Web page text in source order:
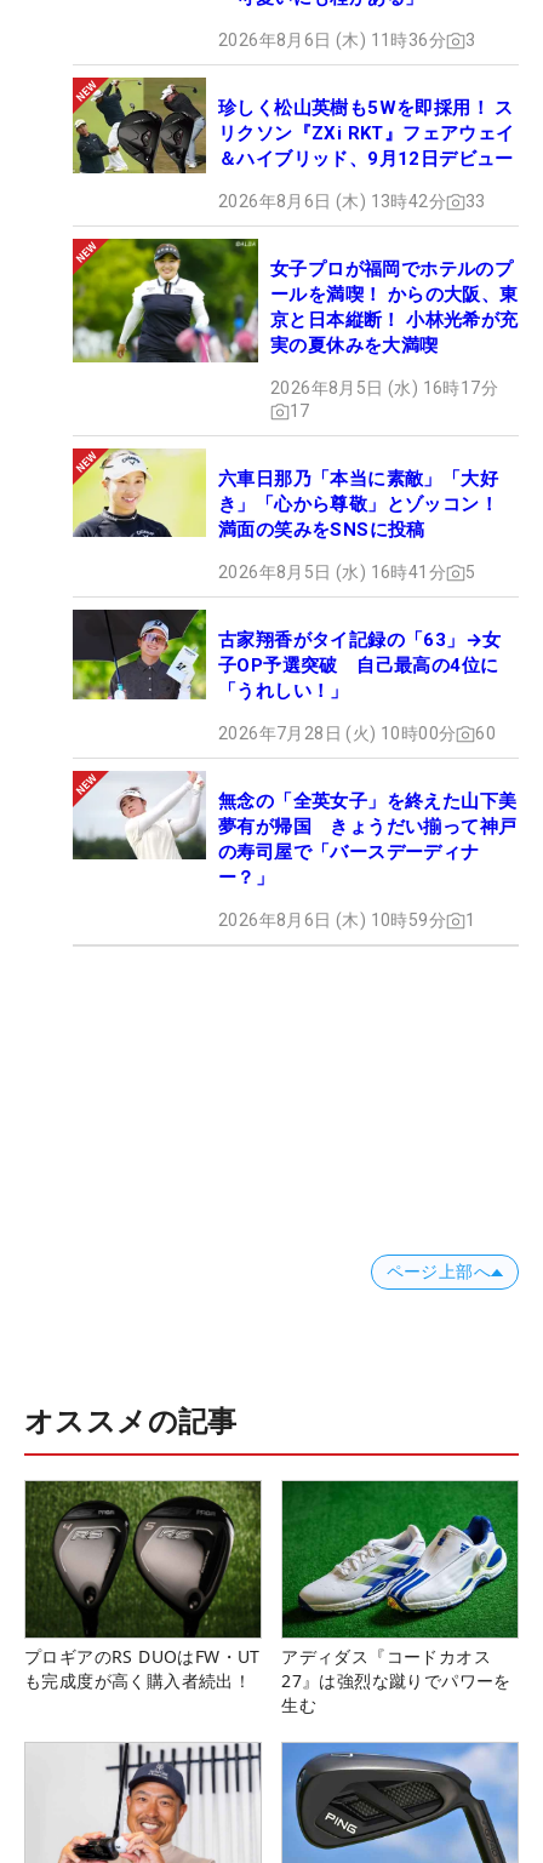
2026年8月6日 (木) 11時36分 3
珍しく松山英樹も5Wを即採用！ ス
リクソン『ZXi RKT』フェアウェイ
＆ハイブリッド、9月12日デビュー
2026年8月6日 (木) 13時42分 33
女子プロが福岡でホテルのプ
ールを満喫！ からの大阪、東
京と日本縦断！ 小林光希が充
実の夏休みを大満喫
2026年8月5日 (水) 16時17分
17
六車日那乃「本当に素敵」「大好
き」「心から尊敬」とゾッコン！
満面の笑みをSNSに投稿
2026年8月5日 (水) 16時41分 5
古家翔香がタイ記録の「63」→女
子OP予選突破 自己最高の4位に
「うれしい！」
2026年7月28日 (火) 10時00分 60
無念の「全英女子」を終えた山下美
夢有が帰国 きょうだい揃って神戸
の寿司屋で「バースデーディナ
ー？」
2026年8月6日 (木) 10時59分 1
ページ上部へ
オススメの記事
プロギアのRS DUOはFW・UT
も完成度が高く購入者続出！
アディダス『コードカオス
27』は強烈な蹴りでパワーを
生む